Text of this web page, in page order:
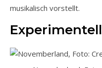
musikalisch vorstellt.